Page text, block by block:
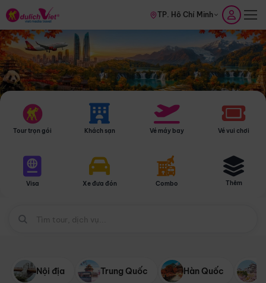
TP. Hồ Chí Minh
Tour trọn gói Khách sạn Vé máy bay Vé vui chơi
Visa Xe đưa đón Combo Thêm
Nội địa Trung Quốc Hàn Quốc